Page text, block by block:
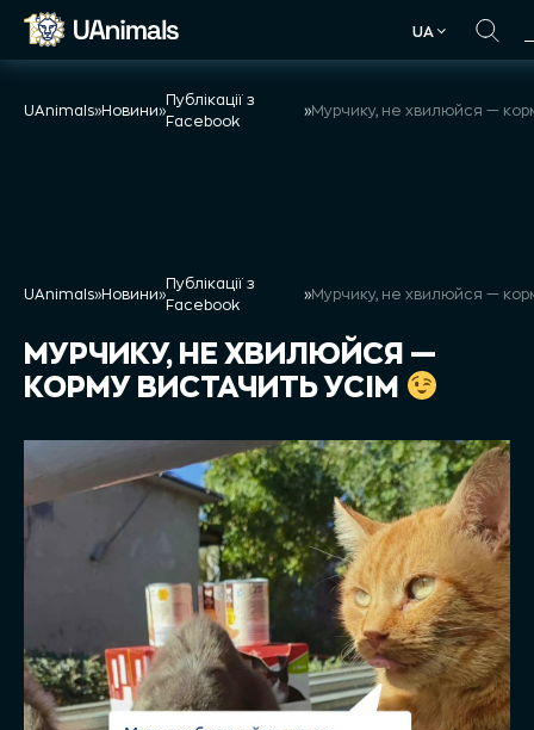
Skip
UA
UAnimals»Новини»
Публікації з
Facebook
»
UAnimals»Новини»
Публікації з
Facebook
»
МУРЧИКУ, НЕ ХВИЛЮЙСЯ —
КОРМУ ВИСТАЧИТЬ УСІМ